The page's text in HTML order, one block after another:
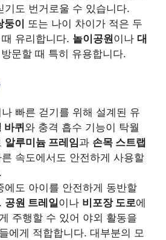
기도 번거로울 수 있습니다.
둥이 또는 나이 차이가 적은 두
유리합니다. 놀이공원이나 대
문할 때 특히 유용합니다.
빠른 걷기를 위해 설계된 유
바퀴 와 충격 흡수 기능이 탁월
알루미늄 프레임과 손목 스트랩
속도에서도 안전하게 사용할
에도 아이를 안전하게 동반할
공원 트레일이나 비포장 도로에
주행할 수 있어 야외 활동을
에게 적합합니다. 대부분의 모